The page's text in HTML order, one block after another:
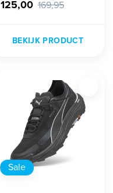
125,00 169,95
BEKIJK PRODUCT
Sale